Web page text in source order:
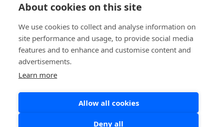
About cookies on this site
We use cookies to collect and analyse information on
site performance and usage, to provide social media
features and to enhance and customise content and
advertisements.
Learn more
Allow all cookies
Deny all
Produkter
Snabblänkar
Dataskydd